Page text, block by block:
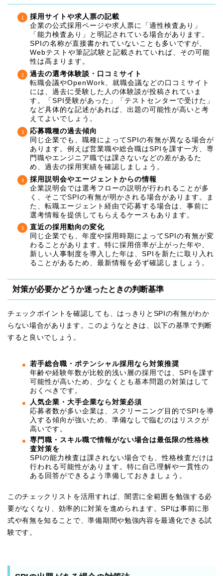
採用サイトや求人票の記載
企業の公式採用ページや求人票に「適性検査あり」
「能力検査あり」と明記されている場合があります。
SPIの名称が直接書かれていないことも多いですが、
Webテストや筆記試験と記載されていれば、その可能
性は高まります。
過去の選考体験談・口コミサイト
転職会議やOpenWork、就職会議などの口コミサイト
には、過去に受験した人の体験談が投稿されていま
す。「SPI受験があった」「テストセンターで受けた」
など具体的な記述があれば、出題の可能性が高いと考
えてよいでしょう。
応募職種の過去傾向
同じ企業でも、職種によってSPIの有無が異なる場合が
あります。例えば営業職や総合職はSPIを課す一方、専
門職やエンジニア職では課さないなどの差があるた
め、過去の採用実績を確認しましょう。
採用説明会やエージェントからの情報
企業説明会では選考フローの説明が行われることが多
く、そこでSPIの有無が明かされる場合があります。ま
た、転職エージェント経由で応募する場合は、事前に
選考情報を提供してもらえるケースもあります。
直近の採用動向の変化
同じ企業でも、年度や採用時期によってSPIの有無が変
わることがあります。特に採用倍率が上がった年や、
新しい人事制度を導入した年は、SPIを新たに取り入れ
ることがあるため、最新情報を必ず確認しましょう。
対策が必要かどうか迷ったときの判断基準
チェックポイントを確認しても、はっきりとSPIの有無がわか
らない場合があります。このようなときは、以下の基準で判断
すると良いでしょう。
若手総合職・ポテンシャル採用なら対策推奨
年齢や経験年数が比較的浅い層の採用では、SPIを課す
可能性が高いため、少なくとも基本問題の対策はして
おくべきです。
人気企業・大手企業なら対策必須
応募者数が多い企業は、スクリーニング目的でSPIを導
入する傾向が強いため、準備なしで臨むのはリスクが
高いです。
専門職・スキル職で情報がない場合は最低限の性格検
査対策を
SPIの能力検査は課されない場合でも、性格検査だけは
行われる可能性があります。特に自己理解や一貫性の
ある回答ができるよう準備しておきましょう。
このチェックリストを活用すれば、闇雲に全範囲を勉強する必
要がなくなり、効率的に対策を進められます。SPIは事前に形
式や有無を知ることで、準備期間や勉強内容を最適化できる試
験です。